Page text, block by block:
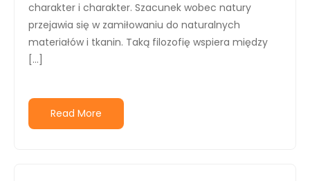
charakter i charakter. Szacunek wobec natury
przejawia się w zamiłowaniu do naturalnych
materiałów i tkanin. Taką filozofię wspiera między
[…]
Read More